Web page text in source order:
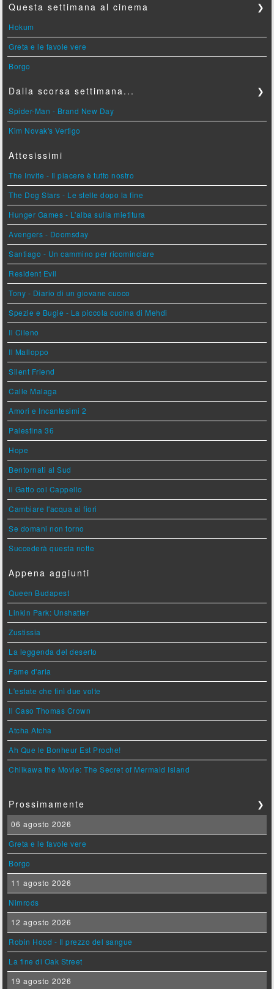
Questa settimana al cinema ❯
Hokum
Greta e le favole vere
Borgo
Dalla scorsa settimana... ❯
Spider-Man - Brand New Day
Kim Novak's Vertigo
Attesissimi
The Invite - Il piacere è tutto nostro
The Dog Stars - Le stelle dopo la fine
Hunger Games - L'alba sulla mietitura
Avengers - Doomsday
Santiago - Un cammino per ricominciare
Resident Evil
Tony - Diario di un giovane cuoco
Spezie e Bugie - La piccola cucina di Mehdi
Il Cileno
Il Malloppo
Silent Friend
Calle Malaga
Amori e Incantesimi 2
Palestina 36
Hope
Bentornati al Sud
Il Gatto col Cappello
Cambiare l'acqua ai fiori
Se domani non torno
Succederà questa notte
Appena aggiunti
Queen Budapest
Linkin Park: Unshatter
Zustissia
La leggenda del deserto
Fame d'aria
L'estate che finì due volte
Il Caso Thomas Crown
Atcha Atcha
Ah Que le Bonheur Est Proche!
Chiikawa the Movie: The Secret of Mermaid Island
Prossimamente ❯
06 agosto 2026
Greta e le favole vere
Borgo
11 agosto 2026
Nimrods
12 agosto 2026
Robin Hood - Il prezzo del sangue
La fine di Oak Street
19 agosto 2026